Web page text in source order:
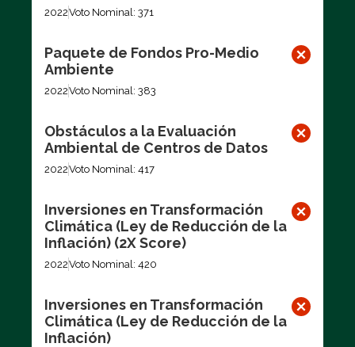
2022Voto Nominal: 371
Paquete de Fondos Pro-Medio
Ambiente
2022Voto Nominal: 383
Obstáculos a la Evaluación
Ambiental de Centros de Datos
2022Voto Nominal: 417
Inversiones en Transformación
Climática (Ley de Reducción de la
Inflación) (2X Score)
2022Voto Nominal: 420
Inversiones en Transformación
Climática (Ley de Reducción de la
Inflación)